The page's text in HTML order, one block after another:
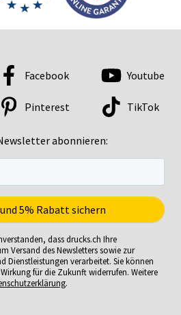
abonnieren:
Facebook Youtube
Pinterest TikTok
dass drucks.ch Ihre
Versand des Newsletters sowie zur
Dienstleistungen verarbeitet. Sie können
für die Zukunft widerrufen. Weitere
.